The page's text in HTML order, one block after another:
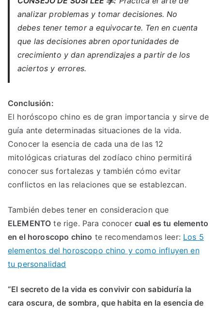
analizar problemas y tomar decisiones. No
debes tener temor a equivocarte. Ten en cuenta
que las decisiones abren oportunidades de
crecimiento y dan aprendizajes a partir de los
aciertos y errores.
Conclusión:
El horóscopo chino es de gran importancia y sirve de
guía ante determinadas situaciones de la vida.
Conocer la esencia de cada una de las 12
mitológicas criaturas del zodíaco chino permitirá
conocer sus fortalezas y también cómo evitar
conflictos en las relaciones que se establezcan.
También debes tener en consideracion que
ELEMENTO te rige. Para conocer cual es tu elemento
en el horoscopo chino te recomendamos leer: Los 5
elementos del horoscopo chino y como influyen en
tu personalidad
“El secreto de la vida es convivir con sabiduría la
cara oscura, de sombra, que habita en la esencia de